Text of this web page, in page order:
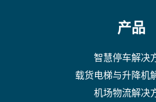
产品
智慧停车解决
载货电梯与升降机
机场物流解决